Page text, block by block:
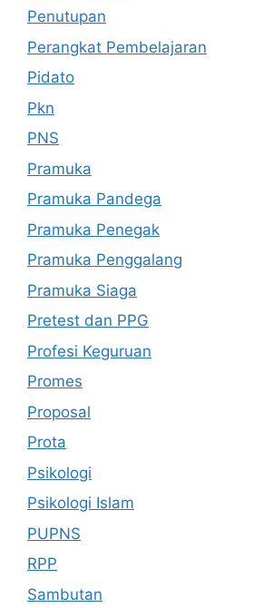
Penutupan
Perangkat Pembelajaran
Pidato
Pkn
PNS
Pramuka
Pramuka Pandega
Pramuka Penegak
Pramuka Penggalang
Pramuka Siaga
Pretest dan PPG
Profesi Keguruan
Promes
Proposal
Prota
Psikologi
Psikologi Islam
PUPNS
RPP
Sambutan